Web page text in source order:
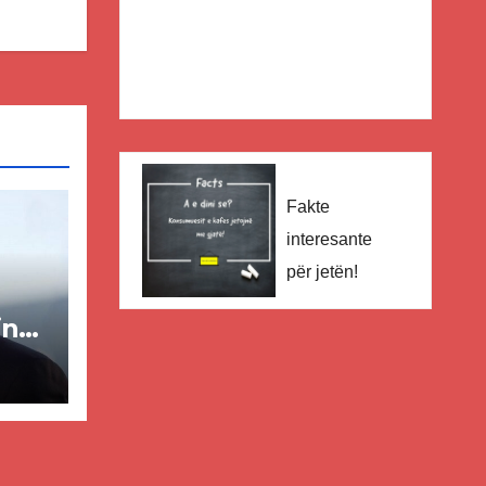
Fakte
interesante
për jetën!